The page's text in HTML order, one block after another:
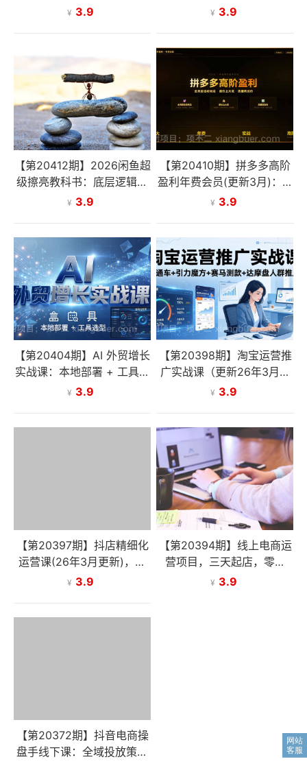
车+搜索+爆款全链路，新手
¥ 3.9
无淡季，年增长200%+单店
¥ 3.9
【第20412期】2026闲鱼超
级擦亮教科书：底层逻辑出
价×转化率，2小时测爆款主
¥ 3.9
【第20410期】拼多多高阶
盈利年费会员(更新3月)：全
类目活动玩法、原价上大
¥ 3.9
【第20404期】AI 外贸增长
实战课：本地部署 + 工具选
型，一站式搭建可落地自动
¥ 3.9
【第20398期】淘宝运营推
广实战课（更新26年3月）
直通车+引力魔方+赛马测款
¥ 3.9
【第20397期】抖店精细化
运营课(26年3月更新)，从
基础认知到高阶策略的可落
¥ 3.9
【第20394期】线上电商运
营项目，三天起店，零囤
货、轻资产、易复制、时间
¥ 3.9
【第20372期】抖音电商操
盘手线下课：全域投放策略